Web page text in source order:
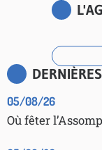
05/08/26
Où fêter